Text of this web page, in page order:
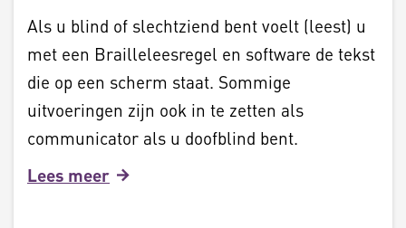
Als u blind of slechtziend bent voelt (leest) u
met een Brailleleesregel en software de tekst
die op een scherm staat. Sommige
uitvoeringen zijn ook in te zetten als
communicator als u doofblind bent.
Lees meer